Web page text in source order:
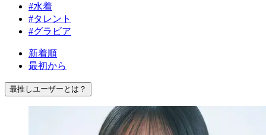
#水着
#タレント
#グラビア
新着順
最初から
最推しユーザーとは？